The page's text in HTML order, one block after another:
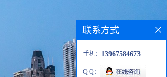
联系方式
手机： 13967584673
Q Q：